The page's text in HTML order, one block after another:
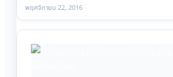
พฤศจิกายน 22, 2016